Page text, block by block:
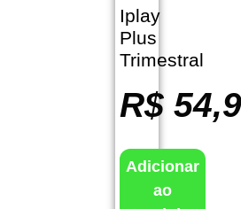
Iplay
Plus
Trimestral
R$
Adicionar
ao